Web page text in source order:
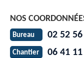
NOS
Bureau 02 52
Chantier 06 41